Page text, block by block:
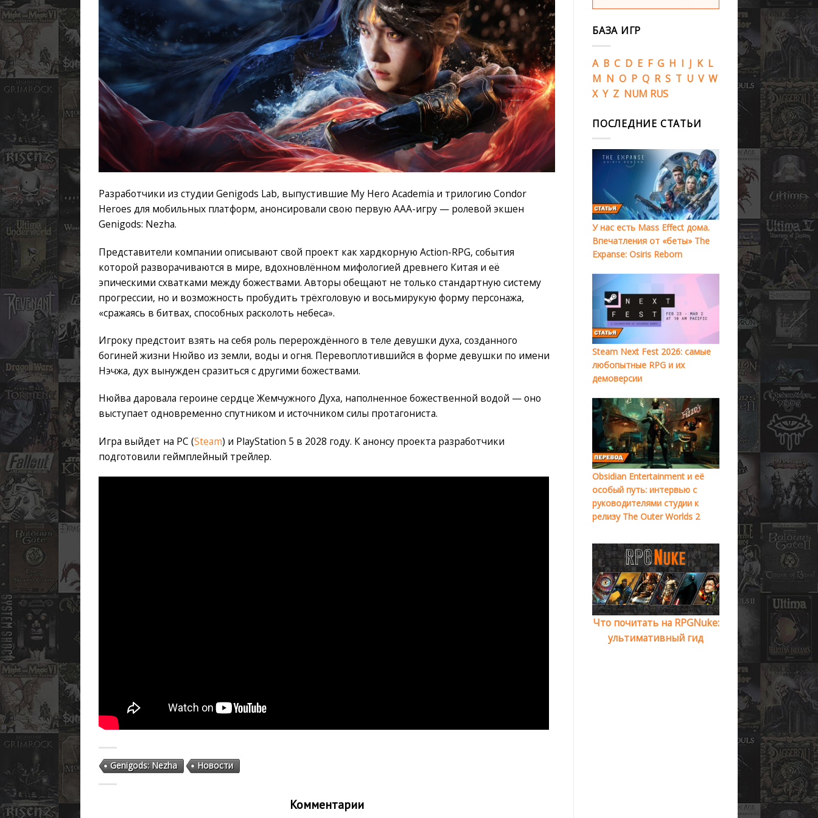
Разработчики из студии Genigods Lab, выпустившие My Hero Academia и трилогию Condor
Heroes для мобильных платформ, анонсировали свою первую AAA-игру — ролевой экшен
Genigods: Nezha.
Представители компании описывают свой проект как хардкорную Action-RPG, события
которой разворачиваются в мире, вдохновлённом мифологией древнего Китая и её
эпическими схватками между божествами. Авторы обещают не только стандартную систему
прогрессии, но и возможность пробудить трёхголовую и восьмирукую форму персонажа,
«сражаясь в битвах, способных расколоть небеса».
Игроку предстоит взять на себя роль перерождённого в теле девушки духа, созданного
богиней жизни Нюйво из земли, воды и огня. Перевоплотившийся в форме девушки по имени
Нэчжа, дух вынужден сразиться с другими божествами.
Нюйва даровала героине сердце Жемчужного Духа, наполненное божественной водой — оно
выступает одновременно спутником и источником силы протагониста.
Игра выйдет на PC (Steam) и PlayStation 5 в 2028 году. К анонсу проекта разработчики
подготовили геймплейный трейлер.
Genigods: Nezha Новости
Комментарии
БАЗА ИГР
A B C D E F G H I J K L
M N O P Q R S T U V W
X Y Z NUM RUS
ПОСЛЕДНИЕ СТАТЬИ
У нас есть Mass Effect дома.
Впечатления от «беты» The
Expanse: Osiris Reborn
Steam Next Fest 2026: самые
любопытные RPG и их
демоверсии
Obsidian Entertainment и её
особый путь: интервью с
руководителями студии к
релизу The Outer Worlds 2
Что почитать на RPGNuke:
ультимативный гид